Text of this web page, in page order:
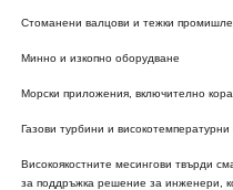
Стоманени валцови и тежки
Минно и изкопно оборудване
Морски приложения, включително
Газови турбини и
Високоякостните месингови твърди
за поддръжка решение за инженери,